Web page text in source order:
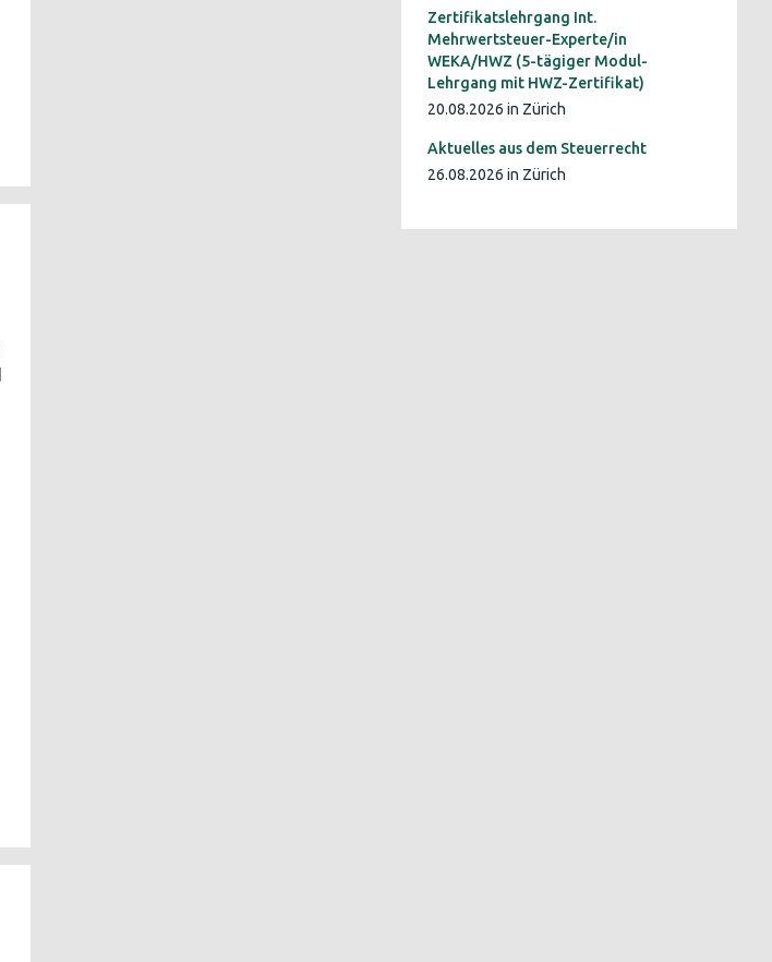
Zertifikatslehrgang Int.
Mehrwertsteuer-Experte/in
WEKA/HWZ (5-tägiger Modul-
Lehrgang mit HWZ-Zertifikat)
20.08.2026 in Zürich
Aktuelles aus dem Steuerrecht
26.08.2026 in Zürich